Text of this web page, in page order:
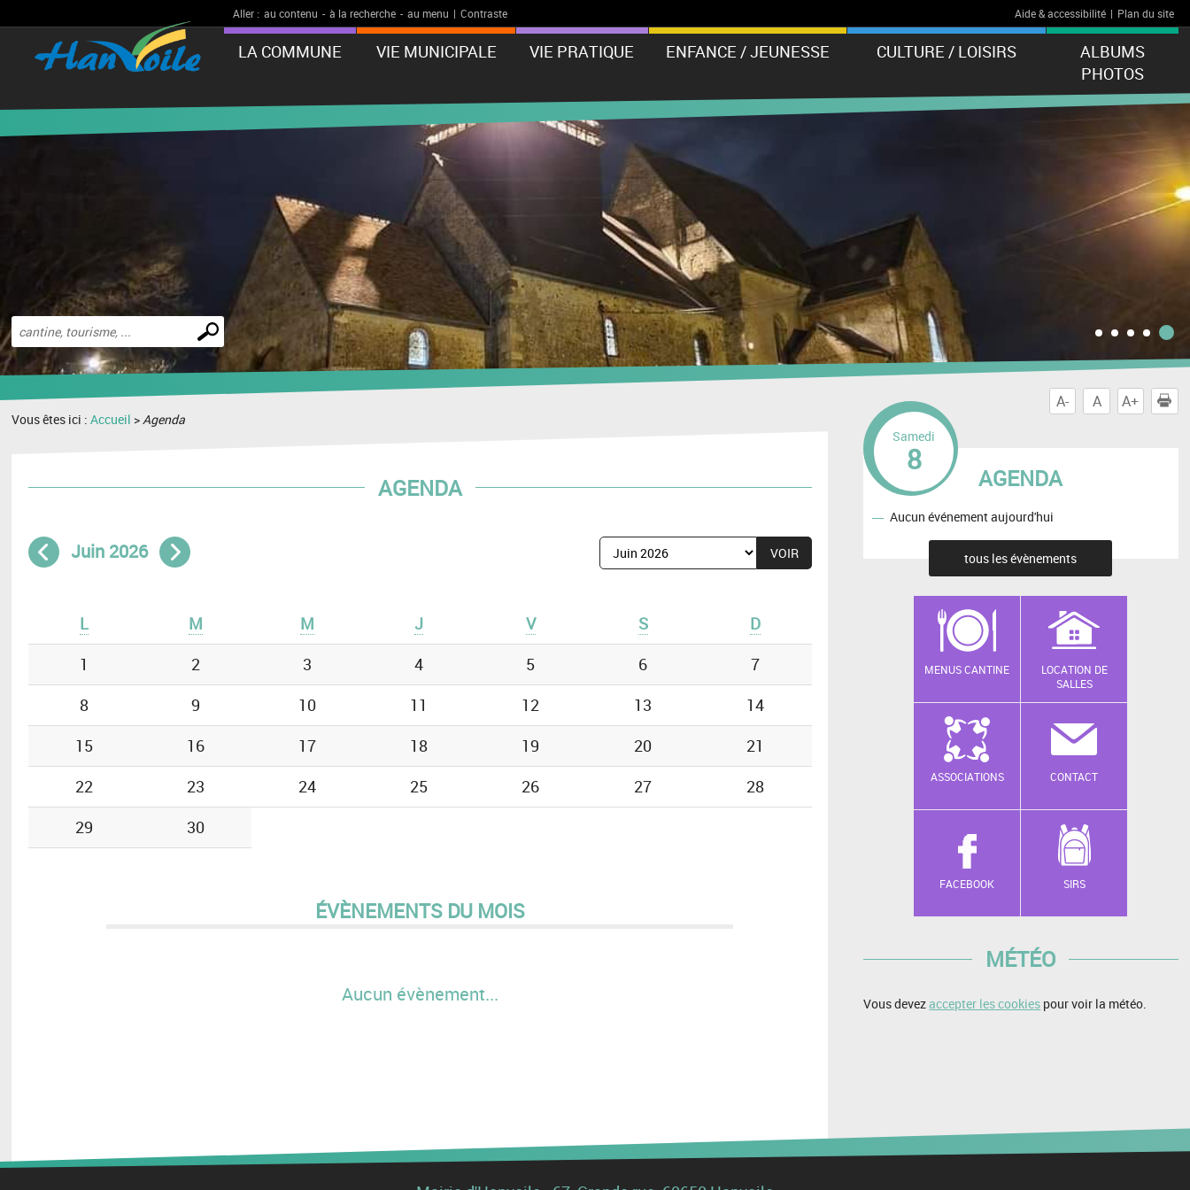
Aller : au contenu - à la recherche - au menu | Contraste Aide & accessibilité | Plan du site
LA COMMUNE VIE MUNICIPALE VIE PRATIQUE ENFANCE / JEUNESSE CULTURE / LOISIRS
ALBUMS
PHOTOS
Effectuer
une
recherche
A- A A+
Vous êtes ici :Accueil >Agenda
AGENDA
Mois précédent
Juin 2026
Mois suivant
Afficher
le
L M M J V S
D
1
2 3 4 5 6
7
8
9 10 11 12 13
14
15
16 17 18 19 20
21
22
23 24 25 26 27
28
29
30
ÉVÈNEMENTS DU MOIS
Aucun évènement...
AGENDA
Samedi
8
Aucun événement aujourd'hui
tous les évènements
MENUS CANTINE
LOCATION DE
SALLES
ASSOCIATIONS CONTACT
FACEBOOK SIRS
MÉTÉO
Vous devezaccepter les cookies pour voir la météo.